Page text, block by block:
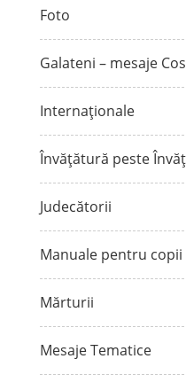
Foto
Galateni – mesaje
Internaționale
Învățătură peste
Judecătorii
Manuale pentru copii
Mărturii
Mesaje Tematice